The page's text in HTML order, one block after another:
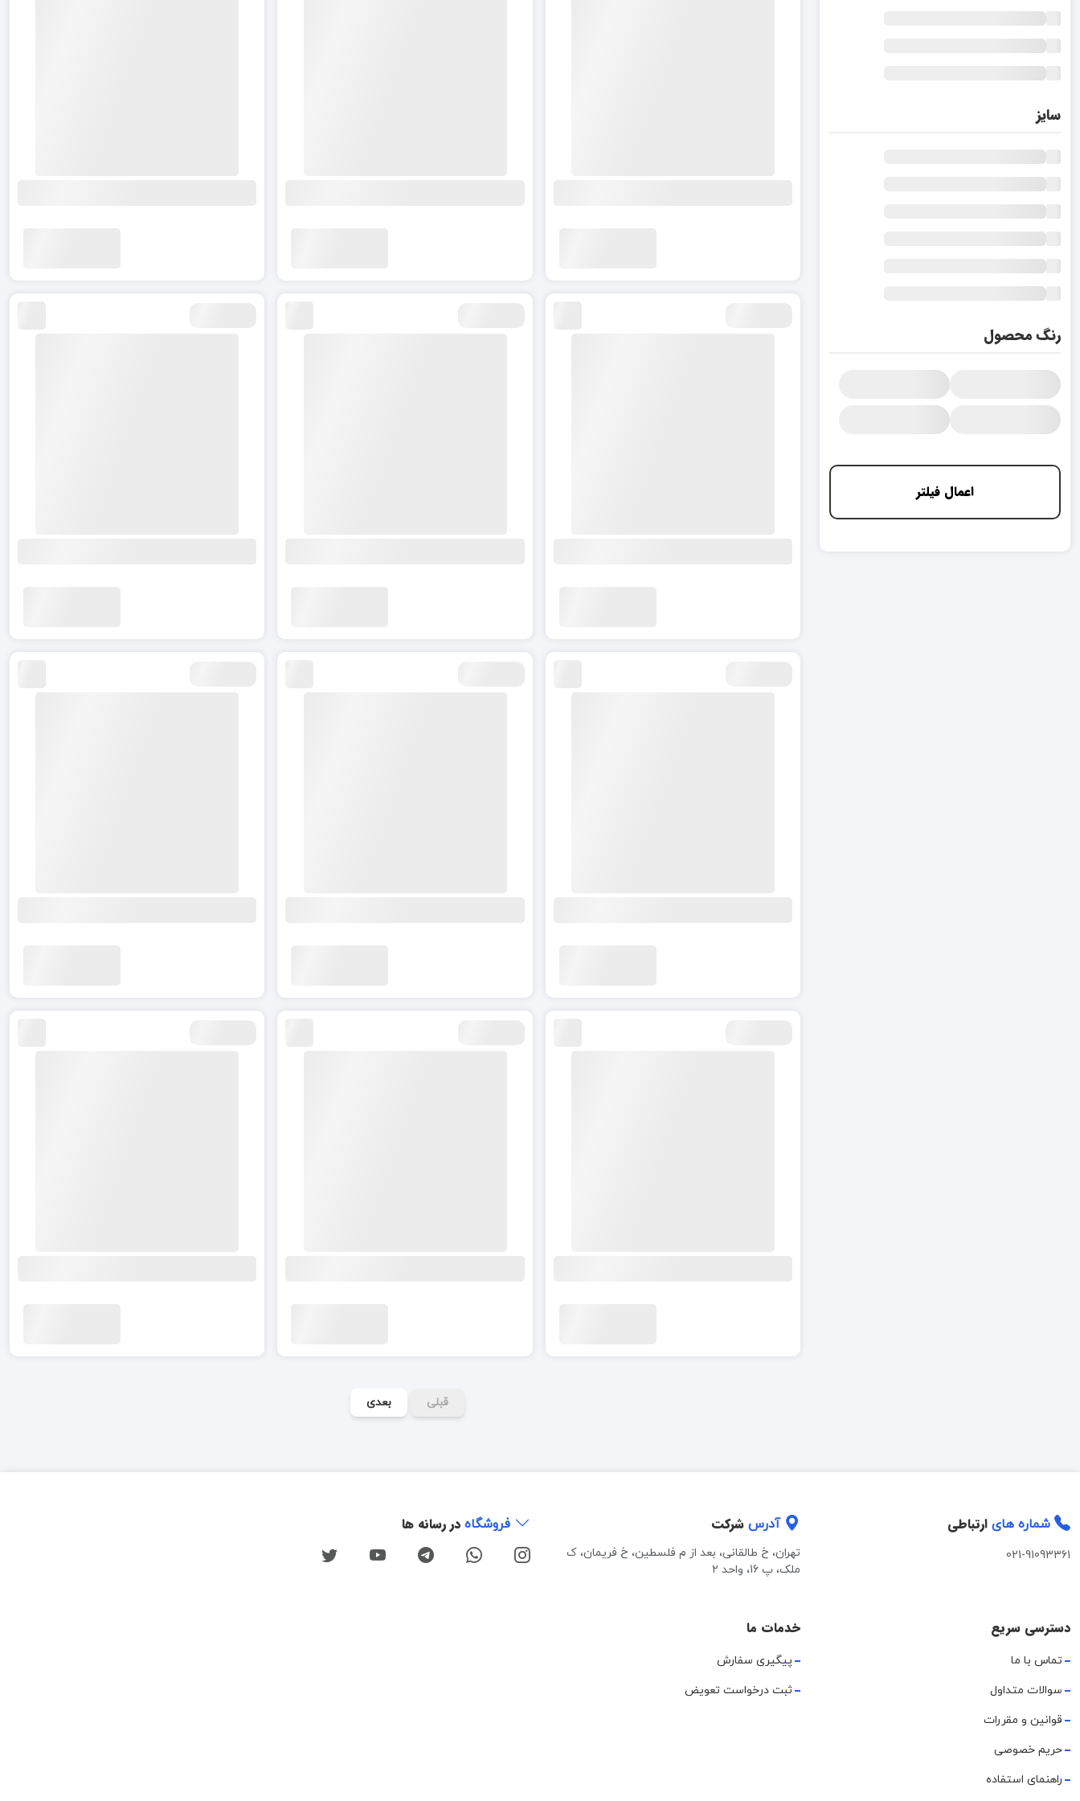
سایز
رنگ محصول
اعمال فیلتر
قبلی بعدی
شماره های ارتباطی
021-91093361
آدرس شرکت
تهران، خ طالقانی، بعد از م فلسطین، خ فریمان، ک
ملک، پ 16، واحد 2
فروشگاه در رسانه ها
دسترسی سریع
تماس با ما
سوالات متداول
قوانین و مقررات
حریم خصوصی
راهنمای استفاده
خدمات ما
پیگیری سفارش
ثبت درخواست تعویض